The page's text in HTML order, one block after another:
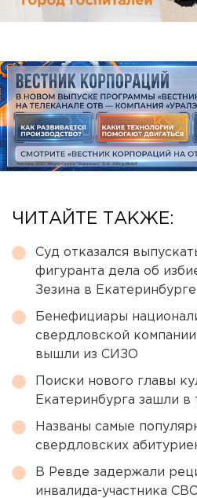
ЧИТАЙТЕ ТАКЖЕ:
Суд отказался
фигуранта дела об
Зезина в Екатеринбурге
Бенефициары
свердловской
вышли из СИЗО
Поиски нового главы
Екатеринбурга зашли в
Названы самые
свердловских
В Ревде задержали
инвалида-участника